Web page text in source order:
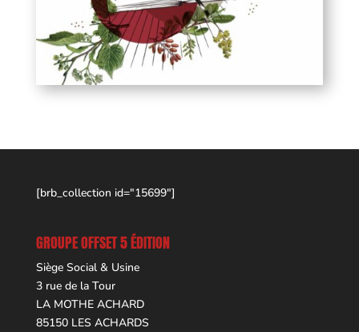
[brb_collection id="15699"]
GROUPE OFFSET 5 ÉDITION
Siège Social & Usine
3 rue de la Tour
LA MOTHE ACHARD
85150 LES ACHARDS